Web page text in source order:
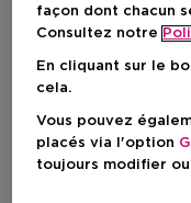
façon dont chacun
Consultez notre
En cliquant sur le
cela.
Vous pouvez
placés via l'option
toujours modifier